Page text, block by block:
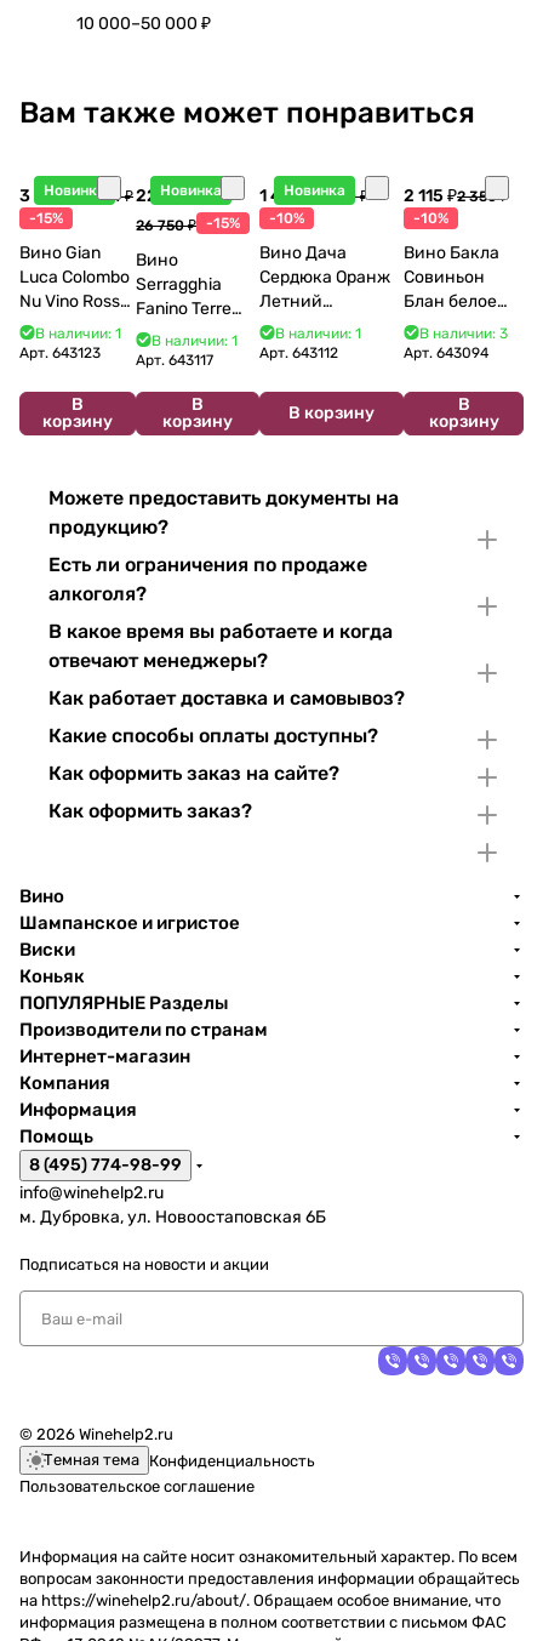
10 000–50 000 ₽
Вам также может понравиться
Новинка
3 998 ₽4 704 ₽
-15%
Вино Gian
Luca Colombo
Nu Vino Rosso
2025 750 мл
В наличии: 1
Арт. 643123
В
корзину
Новинка
22 738 ₽
26 750 ₽ -15%
Вино
Serragghia
Fanino Terre
Siciliane IGP
2022 750 мл
В наличии: 1
Арт.643117
В
корзину
Новинка
1 440 ₽1 600 ₽
-10%
Вино Дача
Сердюка Оранж
Летний
Сибирьковый
2024 750 мл
В наличии: 1
Арт. 643112
В корзину
2 115 ₽2 350 ₽
-10%
Вино Бакла
Совиньон
Блан белое
сухое 750 мл
12%
В наличии: 3
Арт.643094
В
корзину
Можете предоставить документы на
продукцию?
Есть ли ограничения по продаже
алкоголя?
В какое время вы работаете и когда
отвечают менеджеры?
Как работает доставка и самовывоз?
Какие способы оплаты доступны?
Как оформить заказ на сайте?
Как оформить заказ?
Вино
Шампанское и игристое
Виски
Коньяк
ПОПУЛЯРНЫЕ Разделы
Производители по странам
Интернет-магазин
Компания
Информация
Помощь
8 (495) 774-98-99
info@winehelp2.ru
м. Дубровка, ул. Новоостаповская 6Б
Подписаться на новости и акции
© 2026 Winehelp2.ru
Темная тема Конфиденциальность
Пользовательское соглашение
Информация на сайте носит ознакомительный характер. По всем
вопросам законности предоставления информации обращайтесь
на https://winehelp2.ru/about/. Обращаем особое внимание, что
информация размещена в полном соответствии с письмом ФАС